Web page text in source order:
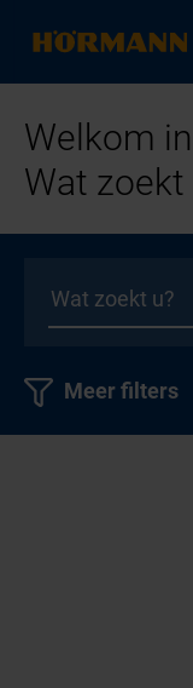
Welkom
Wat zoekt
Meer filters